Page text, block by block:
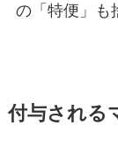
の「特便」も
付与される